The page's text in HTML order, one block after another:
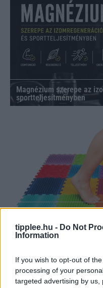
tipplee.hu - Do Not
Information
If you wish to opt-out of
processing of your
targeted advertising by
Magnézium szerepe az
sportteljesítményben